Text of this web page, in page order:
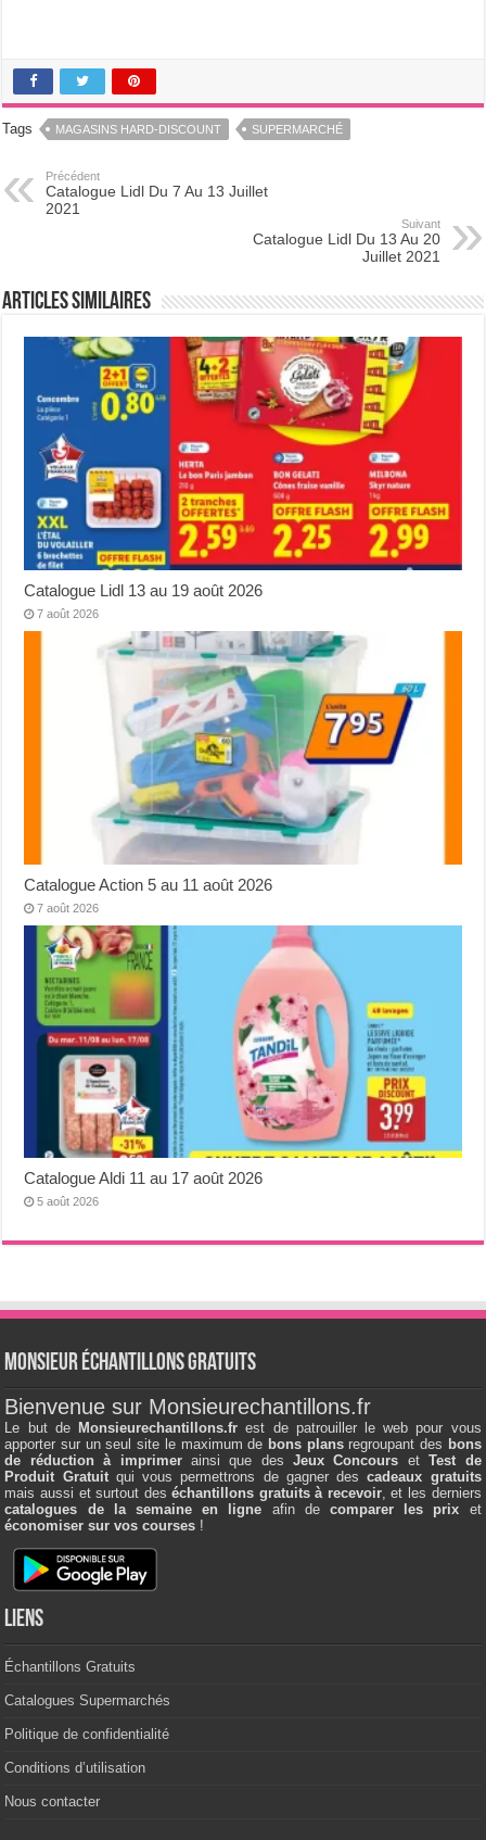
Tags MAGASINS HARD-DISCOUNT SUPERMARCHÉ
Précédent
Catalogue Lidl Du 7 Au 13 Juillet
2021
Suivant
Catalogue Lidl Du 13 Au 20
Juillet 2021
Articles Similaires
Catalogue Lidl 13 au 19 août 2026
7 août 2026
Catalogue Action 5 au 11 août 2026
7 août 2026
Catalogue Aldi 11 au 17 août 2026
5 août 2026
Monsieur échantillons Gratuits
Bienvenue sur Monsieurechantillons.fr
Le but de Monsieurechantillons.fr est de patrouiller le web pour vous
apporter sur un seul site le maximum de bons plansregroupant des bons
de réduction à imprimerainsi que desJeux Concours etTest de
Produit Gratuitqui vous permettrons de gagner descadeaux gratuits
mais aussi et surtout deséchantillons gratuits à recevoir, et les derniers
catalogues de la semaine en ligne afin de comparer les prix et
économiser sur vos courses !
Liens
Échantillons Gratuits
Catalogues Supermarchés
Politique de confidentialité
Conditions d’utilisation
Nous contacter